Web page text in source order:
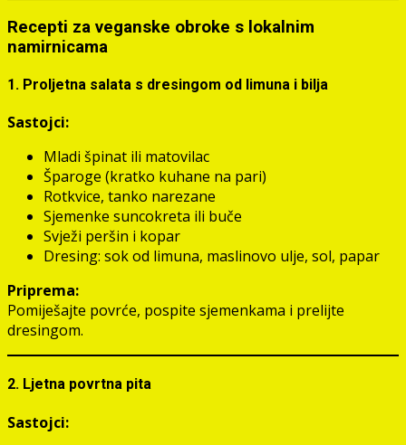
Recepti za veganske obroke s lokalnim
namirnicama
1. Proljetna salata s dresingom od limuna i bilja
Sastojci:
Mladi špinat ili matovilac
Šparoge (kratko kuhane na pari)
Rotkvice, tanko narezane
Sjemenke suncokreta ili buče
Svježi peršin i kopar
Dresing: sok od limuna, maslinovo ulje, sol, papar
Priprema:
Pomiješajte povrće, pospite sjemenkama i prelijte
dresingom.
2. Ljetna povrtna pita
Sastojci: